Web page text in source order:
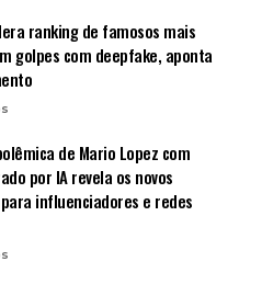
ranking de famosos mais
golpes com deepfake, aponta
de Mario Lopez com
por IA revela os novos
influenciadores e redes